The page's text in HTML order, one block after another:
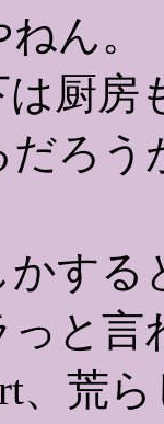
ん。
は厨
だろ
かす
っと言
、荒